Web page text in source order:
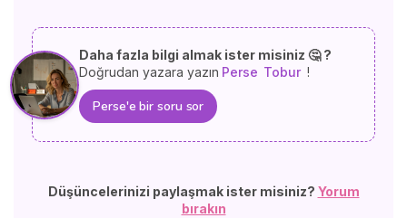
Daha fazla bilgi almak ister misiniz 🤔 ?
Doğrudan yazara yazın Perse Tobur !
Perse'e bir soru sor
Düşüncelerinizi paylaşmak ister misiniz? Yorum
bırakın